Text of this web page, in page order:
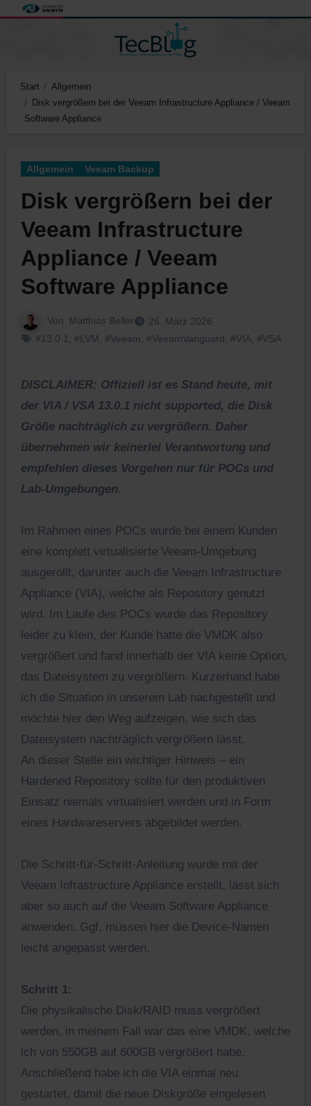
Start
Allgemein
Disk vergrößern bei der Veeam Infrastructure Appliance / Veeam
Software Appliance
Allgemein Veeam Backup
Disk vergrößern bei der
Veeam Infrastructure
Appliance / Veeam
Software Appliance
Von Matthias Beller
26. März 2026
#13.0.1
#LVM #Veeam #VeeamVanguard #VIA, #VSA
DISCLAIMER: Offiziell ist es Stand heute, mit
der VIA / VSA 13.0.1 nicht supported, die Disk
Größe nachträglich zu vergrößern. Daher
übernehmen wir keinerlei Verantwortung und
empfehlen dieses Vorgehen nur für POCs und
Lab-Umgebungen.
Im Rahmen eines POCs wurde bei einem Kunden
eine komplett virtualisierte Veeam-Umgebung
ausgerollt, darunter auch die Veeam Infrastructure
Appliance (VIA), welche als Repository genutzt
wird. Im Laufe des POCs wurde das Repository
leider zu klein, der Kunde hatte die VMDK also
vergrößert und fand innerhalb der VIA keine Option,
das Dateisystem zu vergrößern. Kurzerhand habe
ich die Situation in unserem Lab nachgestellt und
möchte hier den Weg aufzeigen, wie sich das
Dateisystem nachträglich vergrößern lässt.
An dieser Stelle ein wichtiger Hinweis – ein
Hardened Repository sollte für den produktiven
Einsatz niemals virtualisiert werden und in Form
eines Hardwareservers abgebildet werden.
Die Schritt-für-Schritt-Anleitung wurde mit der
Veeam Infrastructure Appliance erstellt, lässt sich
aber so auch auf die Veeam Software Appliance
anwenden. Ggf. müssen hier die Device-Namen
leicht angepasst werden.
Schritt 1:
Die physikalische Disk/RAID muss vergrößert
werden, in meinem Fall war das eine VMDK, welche
ich von 550GB auf 600GB vergrößert habe.
Anschließend habe ich die VIA einmal neu
gestartet, damit die neue Diskgröße eingelesen